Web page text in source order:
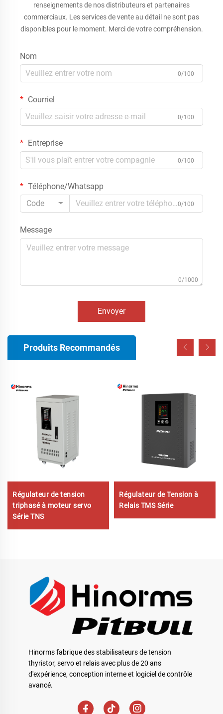
renseignements de nos distributeurs et partenaires
commerciaux. Les services de vente au détail ne sont pas
disponibles pour le moment. Merci de votre compréhension.
Nom
0/100
Courriel
0/100
Entreprise
0/100
Téléphone/Whatsapp
Code
0/100
Message
0/1000
Envoyer
Produits Recommandés
Régulateur de tension
triphasé à moteur servo
Série TNS
Régulateur de Tension à
Relais TMS Série
Hinorms fabrique des stabilisateurs de tension
thyristor, servo et relais avec plus de 20 ans
d'expérience, conception interne et logiciel de contrôle
avancé.